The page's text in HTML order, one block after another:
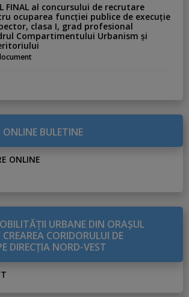
FINAL al concursului de recrutare
ocuparea funcției publice de execuție
clasa I, grad profesional
Compartimentului Urbanism și
BULETINE
ONLINE
URBANE DIN ORAŞUL
CORIDORULUI DE
DIRECŢIA NORD-VEST